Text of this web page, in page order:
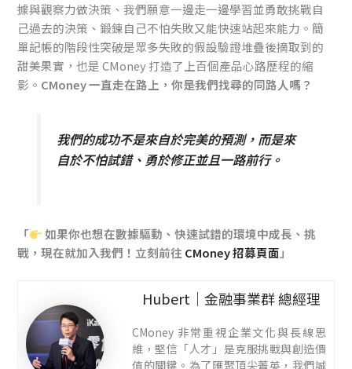
據與觀察力做決策、我們願意一邊走一邊學習並勇敢挑戰自
己過去的決策、鍛鍊自己不怕失敗又能快速站起來能力。簡
單記帳的階段性突破是眾多失敗的假設驗證堆疊後摘取到的
甜美果實，也是 CMoney 打造了上百個產品心路歷程的縮
影。 CMoney 一直走在路上，你是我們找尋的同路人嗎？
我們的成功不是來自於完美的預測，而是來
自於不怕試錯、勇於修正並且一路前行。
「
如果你也想在數據驅動、快速試錯的環境中成長、挑
戰，現在就加入我們！立刻前往 CMoney 招募頁面」
Hubert｜金融事業群 總經理
CMoney 非常重視企業文化與長線思
維，堅信「人才」是克服挑戰與創造價
值的關鍵。為了匯聚頂尖菁英，我們誠